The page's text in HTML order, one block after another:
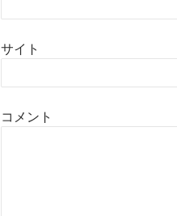
サイト
コメント